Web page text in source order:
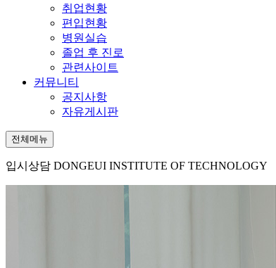
취업현황
편입현황
병원실습
졸업 후 진로
관련사이트
커뮤니티
공지사항
자유게시판
전체메뉴
입시상담 DONGEUI INSTITUTE OF TECHNOLOGY